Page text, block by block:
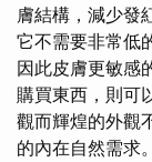
膚結構，減少發
它不需要非常低
因此皮膚更敏感
購買東西，則可
觀而輝煌的外觀
的內在自然需求。